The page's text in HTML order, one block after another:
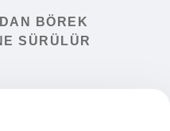
BÖREK
SÜRÜLÜR